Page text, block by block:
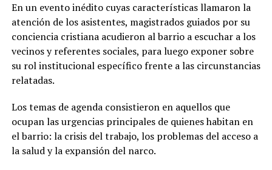
En un evento inédito cuyas características llamaron la
atención de los asistentes, magistrados guiados por su
conciencia cristiana acudieron al barrio a escuchar a los
vecinos y referentes sociales, para luego exponer sobre
su rol institucional específico frente a las circunstancias
relatadas.
Los temas de agenda consistieron en aquellos que
ocupan las urgencias principales de quienes habitan en
el barrio: la crisis del trabajo, los problemas del acceso a
la salud y la expansión del narco.